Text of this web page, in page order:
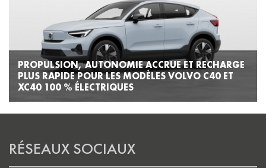
RÉSEAUX SOCIAUX
PROPULSION, AUTONOMIE ACCRUE ET RECHARGE
PLUS RAPIDE POUR LES MODÈLES VOLVO C40 ET
XC40 100 % ÉLECTRIQUES